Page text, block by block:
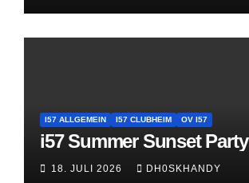
I57 ALLGEMEIN I57 CLUBHEIM OV I57
i57 Summer Sunset Party
18. JULI 2026 DH0SKHANDY